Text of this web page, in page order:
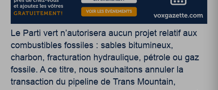
Le Parti vert n’autorisera aucun projet relatif aux
combustibles fossiles : sables bitumineux,
charbon, fracturation hydraulique, pétrole ou gaz
fossile. A ce titre, nous souhaitons annuler la
transaction du pipeline de Trans Mountain,